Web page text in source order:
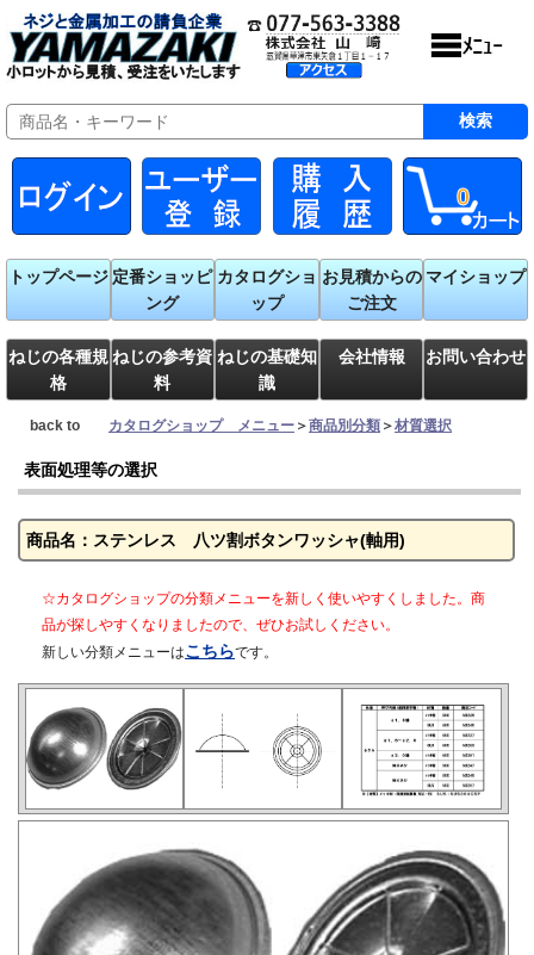
0
トップページ 定番ショッピ
ング
カタログショ
ップ
お見積からの
ご注文
マイショップ
ねじの各種規
格
ねじの参考資
料
ねじの基礎知
識
会社情報 お問い合わせ
back to カタログショップ メニュー ＞商品別分類 ＞材質選択
表面処理等の選択
商品名：ステンレス 八ツ割ボタンワッシャ(軸用)
☆カタログショップの分類メニューを新しく使いやすくしました。商
品が探しやすくなりましたので、ぜひお試しください。
新しい分類メニューはこちらです。